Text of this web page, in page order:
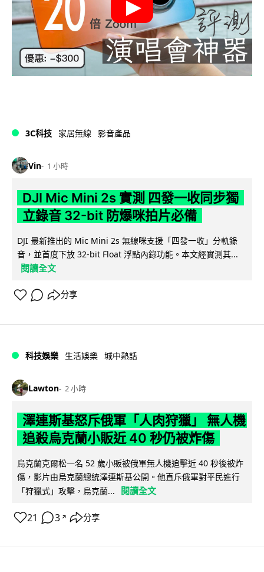
3C科技 家居無線 影音產品
Vin 1 小時
DJI Mic Mini 2s 實測 四發一收同步獨
立錄音 32-bit 防爆咪拍片必備
DJI 最新推出的 Mic Mini 2s 無線咪支援「四發一收」分軌錄
音，並首度下放 32-bit Float 浮點內錄功能。本文經實測其...
閱讀全文
分享
科技娛樂 生活娛樂 城中熱話
Lawton 2 小時
澤連斯基怒斥俄軍「人肉狩獵」 無人機
追殺烏克蘭小販近 40 秒仍被炸傷
烏克蘭克爾松一名 52 歲小販被俄軍無人機追擊近 40 秒後被炸
傷，影片由烏克蘭總統澤連斯基公開。他直斥俄軍對平民進行
「狩獵式」攻擊，烏克蘭...
閱讀全文
21 3 ↗ 分享